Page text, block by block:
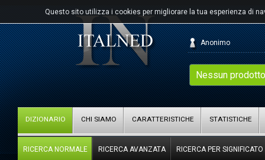
Questo sito utilizza i cookies per migliorare la tua esperienza di
Nessun
Anonimo
DIZIONARIO CHI SIAMO CARATTERISTICHE STATISTICHE
RICERCA NORMALE RICERCA AVANZATA RICERCA PER SIGNIFICATO